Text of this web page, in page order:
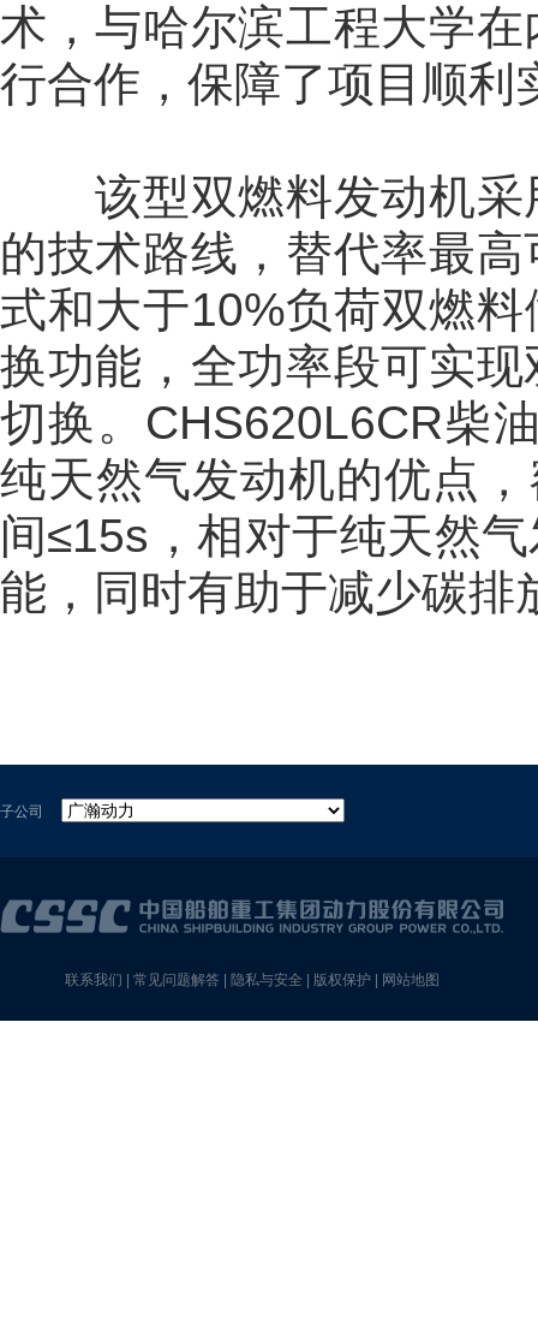
术，与哈尔滨工程大学
行合作，保障了项目顺利
该型双燃料发动机采
的技术路线，替代率最
式和大于10%负荷双燃
换功能，全功率段可实
切换。CHS620L6CR柴
纯天然气发动机的优点
间≤15s，相对于纯天然
能，同时有助于减少碳排
子公司
联系我们 常见问题解答 隐私与安全 版权保护 网站地图